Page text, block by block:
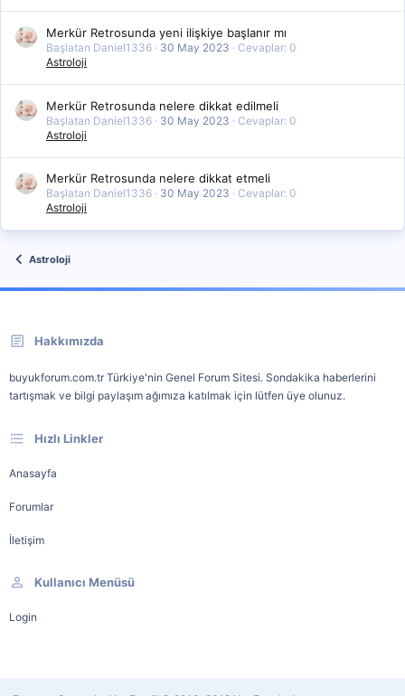
Merkür Retrosunda yeni ilişkiye başlanır mı
Başlatan Daniel1336 30 May 2023
Cevaplar: 0
Astroloji
Merkür Retrosunda nelere dikkat edilmeli
Başlatan Daniel1336 30 May 2023
Cevaplar: 0
Astroloji
Merkür Retrosunda nelere dikkat etmeli
Başlatan Daniel1336 30 May 2023
Cevaplar: 0
Astroloji
Astroloji
Hakkımızda
buyukforum.com.tr Türkiye'nin Genel Forum Sitesi. Sondakika haberlerini
tartışmak ve bilgi paylaşım ağımıza katılmak için lütfen üye olunuz.
Hızlı Linkler
Anasayfa
Forumlar
İletişim
Kullanıcı Menüsü
Login